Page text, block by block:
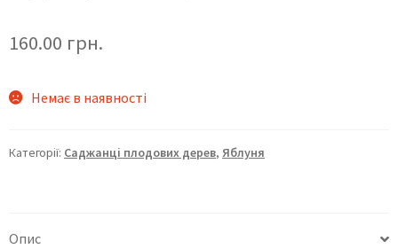
160.00 грн.
Немає в наявності
Категорії: Саджанці плодових дерев, Яблуня
Опис